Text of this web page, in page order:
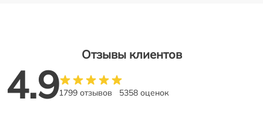
Отзывы клиентов
4.91799 отзывов 5358 оценок